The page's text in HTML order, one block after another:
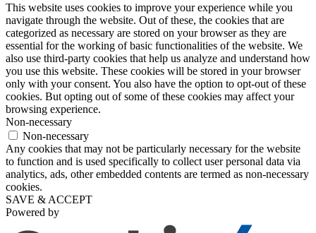
This website uses cookies to improve your experience while you
navigate through the website. Out of these, the cookies that are
categorized as necessary are stored on your browser as they are
essential for the working of basic functionalities of the website. We
also use third-party cookies that help us analyze and understand how
you use this website. These cookies will be stored in your browser
only with your consent. You also have the option to opt-out of these
cookies. But opting out of some of these cookies may affect your
browsing experience.
Non-necessary
Non-necessary
Any cookies that may not be particularly necessary for the website
to function and is used specifically to collect user personal data via
analytics, ads, other embedded contents are termed as non-necessary
cookies.
SAVE & ACCEPT
Powered by